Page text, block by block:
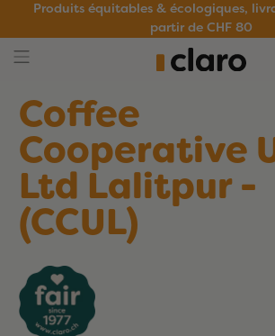
Produits équitables & écologiques,
partir de CHF 80
Coffee
Cooperative
Ltd Lalitpur -
(CCUL)